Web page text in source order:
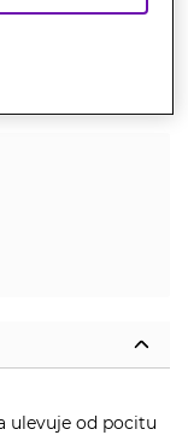
ulevuje od pocitu